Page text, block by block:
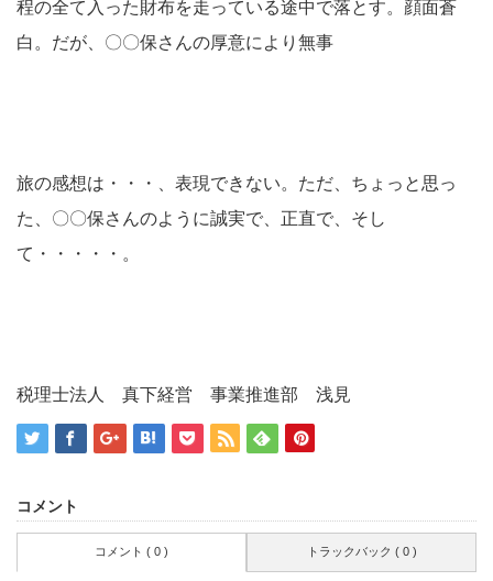
程の全て入った財布を走っている途中で落とす。顔面蒼
白。だが、〇〇保さんの厚意により無事
旅の感想は・・・、表現できない。ただ、ちょっと思っ
た、〇〇保さんのように誠実で、正直で、そし
て・・・・・。
税理士法人 真下経営 事業推進部 浅見
コメント
コメント ( 0 ) トラックバック ( 0 )